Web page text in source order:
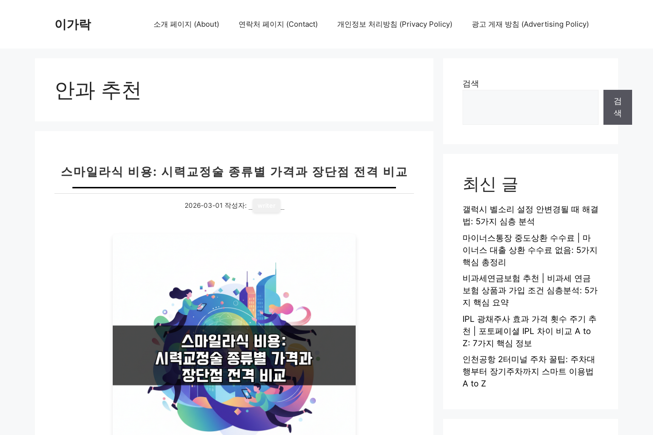
이가락 소개 페이지 (About) 연락처 페이지 (Contact) 개인정보 처리방침 (Privacy Policy) 광고 게재 방침 (Advertising Policy)
안과 추천
스마일라식 비용: 시력교정술 종류별 가격과 장단점 전격 비교
2026-03-01 작성자:
검색
검
색
최신 글
갤럭시 벨소리 설정 안변경될 때 해결
법: 5가지 심층 분석
마이너스통장 중도상환 수수료 | 마
이너스 대출 상환 수수료 없음: 5가지
핵심 총정리
비과세연금보험 추천 | 비과세 연금
보험 상품과 가입 조건 심층분석: 5가
지 핵심 요약
IPL 광채주사 효과 가격 횟수 주기 추
천 | 포토페이셜 IPL 차이 비교 A to
Z: 7가지 핵심 정보
인천공항 2터미널 주차 꿀팁: 주차대
행부터 장기주차까지 스마트 이용법
A to Z